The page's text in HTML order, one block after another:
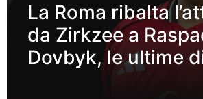
La Roma ribalta
da Zirkzee a
Dovbyk, le ultime